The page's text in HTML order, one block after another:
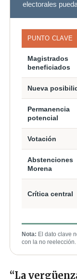
electorales
PUNTO CLAVE
Magistrados
beneficiados
Nueva
Permanencia
potencial
Votación
Abstenciones
Morena
Crítica central
Nota: El dato clave
con la no reelección.
“La